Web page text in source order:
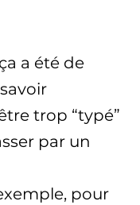
a été de
trop “typé”
par un
pour